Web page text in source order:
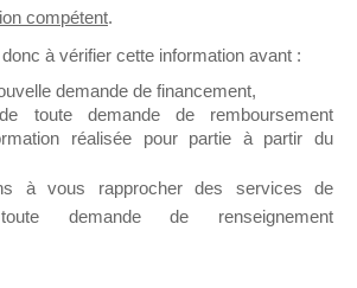
Mallette du Dirigeant.
un forum dédié au support
possible de laisser un message
question.
d’être
ce groupe
compétent.
à vérifier cette information avant :
demande de financement,
toute demande de remboursement
réalisée pour partie à partir du
à vous rapprocher des services de
demande de renseignement